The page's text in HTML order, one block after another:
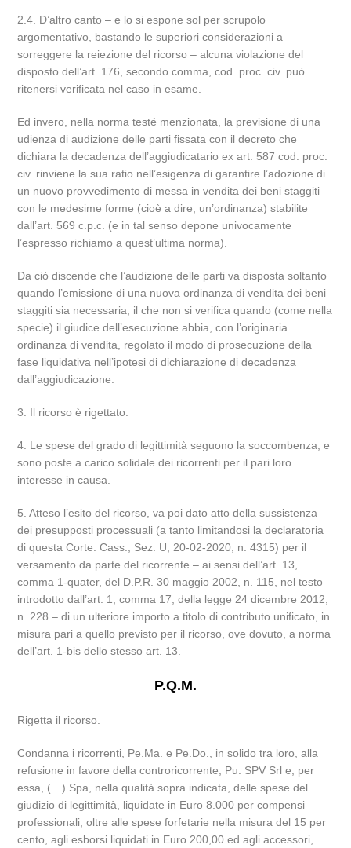
2.4. D’altro canto – e lo si espone sol per scrupolo
argomentativo, bastando le superiori considerazioni a
sorreggere la reiezione del ricorso – alcuna violazione del
disposto dell’art. 176, secondo comma, cod. proc. civ. può
ritenersi verificata nel caso in esame.
Ed invero, nella norma testé menzionata, la previsione di una
udienza di audizione delle parti fissata con il decreto che
dichiara la decadenza dell’aggiudicatario ex art. 587 cod. proc.
civ. rinviene la sua ratio nell’esigenza di garantire l’adozione di
un nuovo provvedimento di messa in vendita dei beni staggiti
con le medesime forme (cioè a dire, un’ordinanza) stabilite
dall’art. 569 c.p.c. (e in tal senso depone univocamente
l’espresso richiamo a quest’ultima norma).
Da ciò discende che l’audizione delle parti va disposta soltanto
quando l’emissione di una nuova ordinanza di vendita dei beni
staggiti sia necessaria, il che non si verifica quando (come nella
specie) il giudice dell’esecuzione abbia, con l’originaria
ordinanza di vendita, regolato il modo di prosecuzione della
fase liquidativa nell’ipotesi di dichiarazione di decadenza
dall’aggiudicazione.
3. Il ricorso è rigettato.
4. Le spese del grado di legittimità seguono la soccombenza; e
sono poste a carico solidale dei ricorrenti per il pari loro
interesse in causa.
5. Atteso l’esito del ricorso, va poi dato atto della sussistenza
dei presupposti processuali (a tanto limitandosi la declaratoria
di questa Corte: Cass., Sez. U, 20-02-2020, n. 4315) per il
versamento da parte del ricorrente – ai sensi dell’art. 13,
comma 1-quater, del D.P.R. 30 maggio 2002, n. 115, nel testo
introdotto dall’art. 1, comma 17, della legge 24 dicembre 2012,
n. 228 – di un ulteriore importo a titolo di contributo unificato, in
misura pari a quello previsto per il ricorso, ove dovuto, a norma
dell’art. 1-bis dello stesso art. 13.
P.Q.M.
Rigetta il ricorso.
Condanna i ricorrenti, Pe.Ma. e Pe.Do., in solido tra loro, alla
refusione in favore della controricorrente, Pu. SPV Srl e, per
essa, (…) Spa, nella qualità sopra indicata, delle spese del
giudizio di legittimità, liquidate in Euro 8.000 per compensi
professionali, oltre alle spese forfetarie nella misura del 15 per
cento, agli esborsi liquidati in Euro 200,00 ed agli accessori,